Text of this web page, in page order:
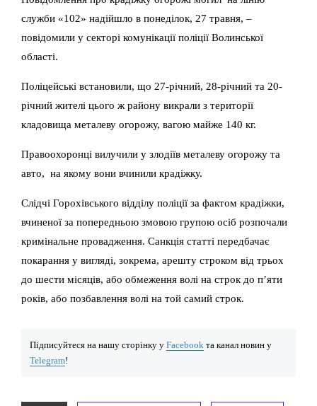
служби «102» надійшло в понеділок, 27 травня, –
повідомили у секторі комунікації поліції Волинської
області.
Поліцейські встановили, що 27-річний, 28-річний та 20-
річний жителі цього ж району викрали з території
кладовища металеву огорожу, вагою майже 140 кг.
Правоохоронці вилучили у злодіїв металеву огорожу та
авто, на якому вони вчинили крадіжку.
Слідчі Горохівського відділу поліції за фактом крадіжки,
вчиненої за попередньою змовою групою осіб розпочали
кримінальне провадження. Санкція статті передбачає
покарання у вигляді, зокрема, арешту строком від трьох
до шести місяців, або обмеження волі на строк до п’яти
років, або позбавлення волі на той самий строк.
Підписуйтеся на нашу сторінку у Facebook та канал новин у
Telegram!